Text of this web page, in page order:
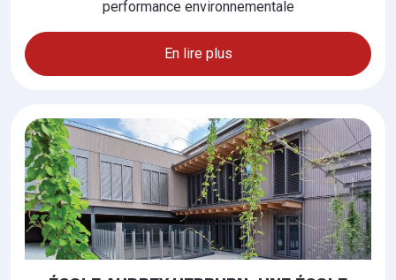
performance environnementale
En lire plus